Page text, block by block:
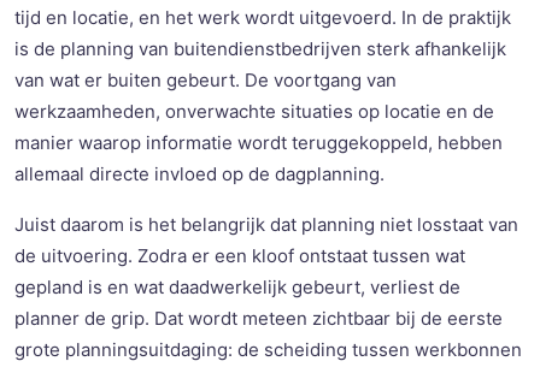
tijd en locatie, en het werk wordt uitgevoerd. In de praktijk
is de planning van buitendienstbedrijven sterk afhankelijk
van wat er buiten gebeurt. De voortgang van
werkzaamheden, onverwachte situaties op locatie en de
manier waarop informatie wordt teruggekoppeld, hebben
allemaal directe invloed op de dagplanning.
Juist daarom is het belangrijk dat planning niet losstaat van
de uitvoering. Zodra er een kloof ontstaat tussen wat
gepland is en wat daadwerkelijk gebeurt, verliest de
planner de grip. Dat wordt meteen zichtbaar bij de eerste
grote planningsuitdaging: de scheiding tussen werkbonnen